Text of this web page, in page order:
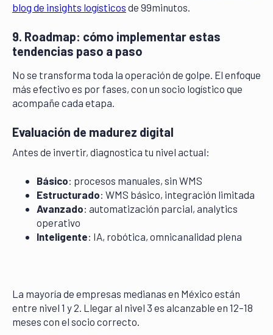
blog de insights logísticos de 99minutos.
9. Roadmap: cómo implementar estas
tendencias paso a paso
No se transforma toda la operación de golpe. El enfoque
más efectivo es por fases, con un socio logístico que
acompañe cada etapa.
Evaluación de madurez digital
Antes de invertir, diagnostica tu nivel actual:
Básico: procesos manuales, sin WMS
Estructurado: WMS básico, integración limitada
Avanzado: automatización parcial, analytics
operativo
Inteligente: IA, robótica, omnicanalidad plena
La mayoría de empresas medianas en México están
entre nivel 1 y 2. Llegar al nivel 3 es alcanzable en 12–18
meses con el socio correcto.